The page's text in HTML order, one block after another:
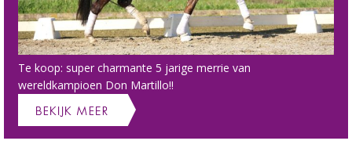
Te koop: super charmante 5 jarige merrie van
wereldkampioen Don Martillo!!